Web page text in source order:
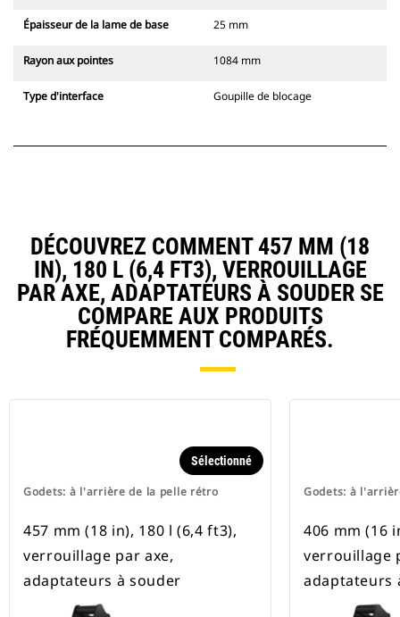
Épaisseur de la lame de base 25 mm
Rayon aux pointes 1084 mm
Type d'interface Goupille de blocage
DÉCOUVREZ COMMENT 457 MM (18
IN), 180 L (6,4 FT3), VERROUILLAGE
PAR AXE, ADAPTATEURS À SOUDER SE
COMPARE AUX PRODUITS
FRÉQUEMMENT COMPARÉS.
Godets: à l'arrière de la pelle rétro
Sélectionné
457 mm (18 in), 180 l (6,4 ft3),
verrouillage par axe,
adaptateurs à souder
Godets: à
406 mm (16
verrouillage
adaptateurs